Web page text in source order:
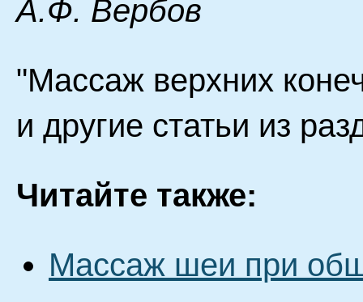
А.Ф. Вербов
"Массаж верхних
и другие статьи из
Читайте также:
Массаж шеи при